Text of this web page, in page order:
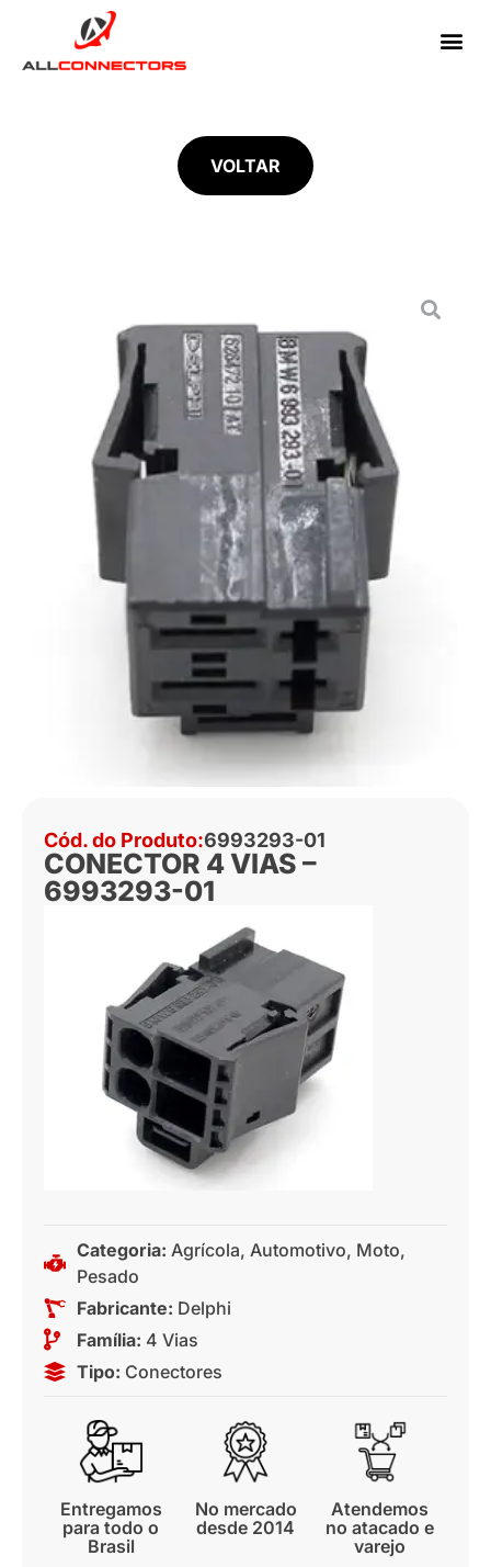
VOLTAR
Cód. do Produto:6993293-01
CONECTOR 4 VIAS –
6993293-01
Categoria: Agrícola, Automotivo, Moto,
Pesado
Fabricante: Delphi
Família: 4 Vias
Tipo: Conectores
Entregamos
para todo o
Brasil
No mercado
desde 2014
Atendemos
no atacado e
varejo